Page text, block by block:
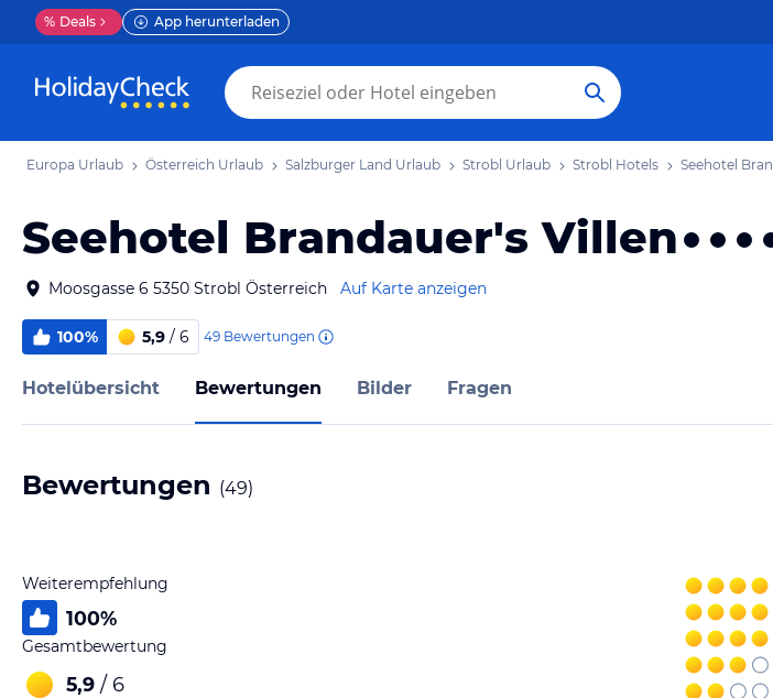
% Deals App herunterladen
Europa Urlaub Österreich Urlaub Salzburger Land Urlaub Strobl Urlaub Strobl Hotels Seehotel
Seehotel Brandauer's Villen
Moosgasse 6 5350 Strobl Österreich Auf Karte anzeigen
100% 5,9 / 6 49 Bewertungen
Hotelübersicht Bewertungen Bilder Fragen
Bewertungen (49)
Weiterempfehlung
100%
Gesamtbewertung
5,9 / 6